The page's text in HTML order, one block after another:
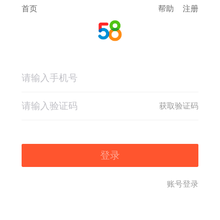
首页 帮助 注册
获取验证码
登录
账号登录